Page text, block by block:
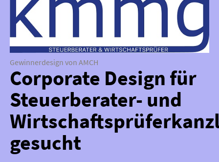
Gewinnerdesign von AMCH
Corporate Design für
Steuerberater- und
gesucht